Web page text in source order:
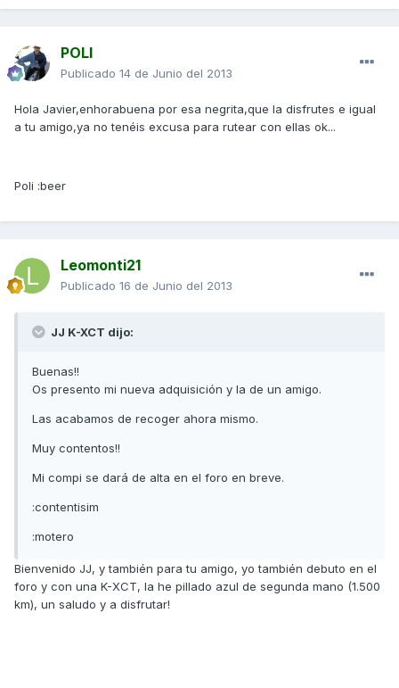
POLI
Publicado 14 de Junio del 2013
Hola Javier,enhorabuena por esa negrita,que la disfrutes e igual
a tu amigo,ya no tenéis excusa para rutear con ellas ok...
Poli :beer
Leomonti21
Publicado 16 de Junio del 2013
JJ K-XCT dijo:
Buenas!!
Os presento mi nueva adquisición y la de un amigo.
Las acabamos de recoger ahora mismo.
Muy contentos!!
Mi compi se dará de alta en el foro en breve.
:contentisim
:motero
Bienvenido JJ, y también para tu amigo, yo también debuto en el
foro y con una K-XCT, la he pillado azul de segunda mano (1.500
km), un saludo y a disfrutar!